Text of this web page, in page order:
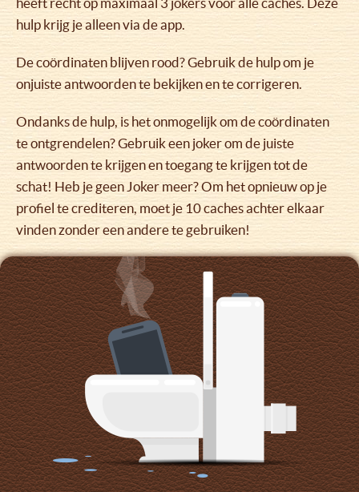
hulp krijg je alleen via de app.
De coördinaten blijven rood? Gebruik de hulp om je
onjuiste antwoorden te bekijken en te corrigeren.
Ondanks de hulp, is het onmogelijk om de coördinaten
te ontgrendelen? Gebruik een joker om de juiste
antwoorden te krijgen en toegang te krijgen tot de
schat! Heb je geen Joker meer? Om het opnieuw op je
profiel te crediteren, moet je 10 caches achter elkaar
vinden zonder een andere te gebruiken!